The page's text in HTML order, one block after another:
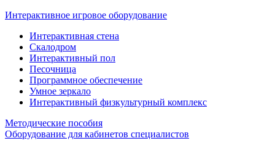
Интерактивное игровое оборудование
Интерактивная стена
Скалодром
Интерактивный пол
Песочница
Программное обеспечение
Умное зеркало
Интерактивный физкультурный комплекс
Методические пособия
Оборудование для кабинетов специалистов